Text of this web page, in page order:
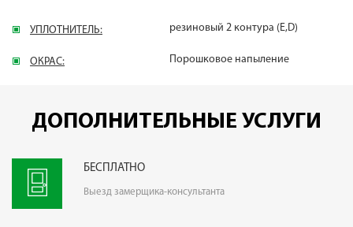
УПЛОТНИТЕЛЬ: резиновый 2 контура (E,D)
ОКРАС: Порошковое напыление
ДОПОЛНИТЕЛЬНЫЕ УСЛУГИ
БЕСПЛАТНО
Выезд замерщика-консультанта